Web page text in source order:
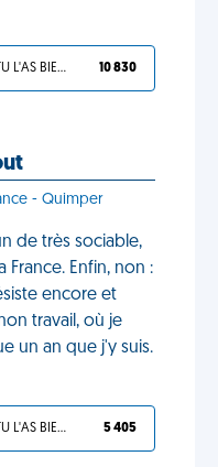
TU L'AS BIEN MÉRITÉ 10 830
- Quimper
de très sociable,
France. Enfin, non :
encore et
travail, où je
un an que j'y suis.
TU L'AS BIEN MÉRITÉ 5 405